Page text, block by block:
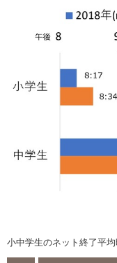
小中学生のネット終了平均